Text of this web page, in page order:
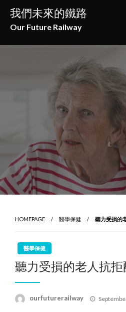
Skip
content
我們未來的鐵路
Our Future Railway
HOMEPAGE 醫學保健 聽力受損的
醫學保健
聽力受損的老人抗
ourfuturerailway
Posted